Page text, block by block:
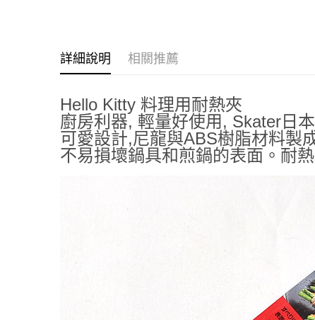
詳細說明 相關推薦
Hello Kitty 料理用耐熱夾
廚房利器, 輕量好使用, Skater日
可愛設計,尼龍與ABS樹脂材料製
不易損壞鍋具和煎鍋的表面。耐